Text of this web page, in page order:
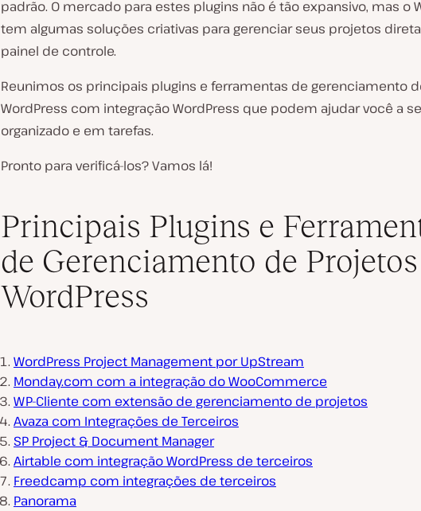
padrão. O mercado para estes plugins não é tão expansivo, mas o
tem algumas soluções criativas para gerenciar seus projetos
painel de controle.
Reunimos os principais plugins e ferramentas de gerenciamento
WordPress com integração WordPress que podem ajudar você a
organizado e em tarefas.
Pronto para verificá-los? Vamos lá!
Principais Plugins e
de Gerenciamento de Projetos
WordPress
WordPress Project Management por UpStream
Monday.com com a integração do WooCommerce
WP-Cliente com extensão de gerenciamento de projetos
Avaza com Integrações de Terceiros
SP Project & Document Manager
Airtable com integração WordPress de terceiros
Freedcamp com integrações de terceiros
Panorama